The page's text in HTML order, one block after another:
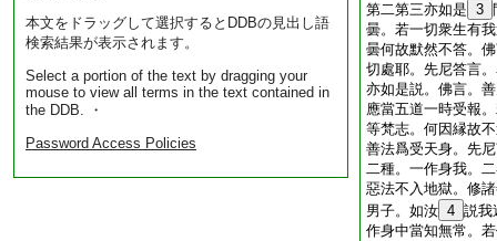
本文をドラッグして選択するとDDBの見出し語
検索結果が表示されます。
Select a portion of the text by dragging your
mouse to view all terms in the text contained in
the DDB. ・
Password Access Policies
第二第三亦如是 3
曇。若一切衆生有
曇何故默然不答。
切處耶。先尼答言
亦如是説。佛言。
應當五道一時受報
等梵志。何因縁故
善法爲受天身。先
二種。一作身我。
惡法不入地獄。修
男子。如汝 4 説我
作身中當知無常。